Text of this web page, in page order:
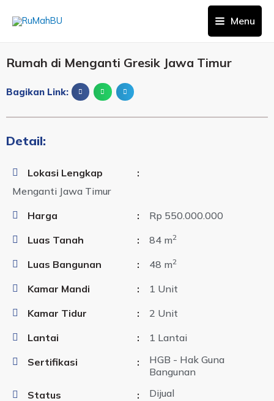
Menu
Rumah di Menganti Gresik Jawa Timur
Bagikan Link:
Detail:
Lokasi Lengkap
:
Menganti Jawa Timur
Harga
:
Rp 550.000.000
Luas Tanah
: 84 m2
Luas Bangunan : 48 m2
Kamar Mandi :
1 Unit
Kamar Tidur
:
2 Unit
Lantai
:
1 Lantai
Sertifikasi
:
HGB - Hak Guna
Bangunan
Status
: Dijual